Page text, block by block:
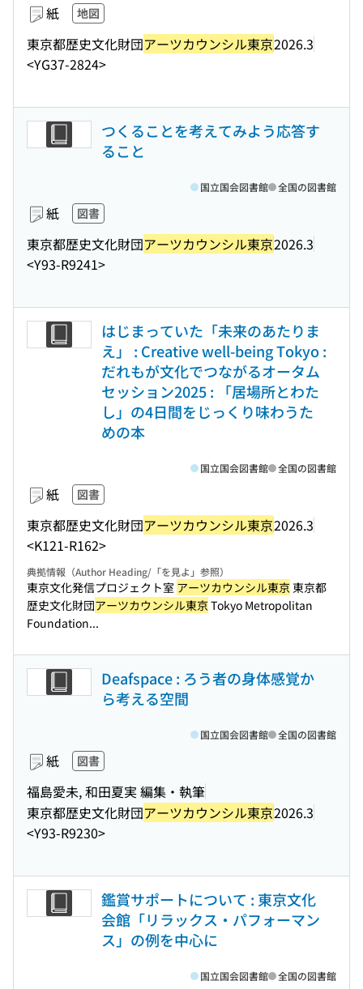
紙 地図
東京都歴史文化財団アーツカウンシル東京2026.3
<YG37-2824>
つくることを考えてみよう応答す
ること
紙 図書
東京都歴史文化財団アーツカウンシル東京2026.3
<Y93-R9241>
国立国会図書館 全国の図書館
はじまっていた「未来のあたりま
え」 : Creative well-being Tokyo :
だれもが文化でつながるオータム
セッション2025 : 「居場所とわた
し」の4日間をじっくり味わうた
めの本
紙 図書
東京都歴史文化財団アーツカウンシル東京2026.3
<K121-R162>
国立国会図書館 全国の図書館
典拠情報（Author Heading/「を見よ」参照）
東京文化発信プロジェクト室 アーツカウンシル東京 東京都
歴史文化財団アーツカウンシル東京Tokyo Metropolitan
Foundation...
Deafspace : ろう者の身体感覚か
ら考える空間
紙 図書
福島愛未, 和田夏実 編集・執筆
東京都歴史文化財団アーツカウンシル東京2026.3
<Y93-R9230>
国立国会図書館 全国の図書館
鑑賞サポートについて : 東京文化
会館「リラックス・パフォーマン
ス」の例を中心に
国立国会図書館 全国の図書館